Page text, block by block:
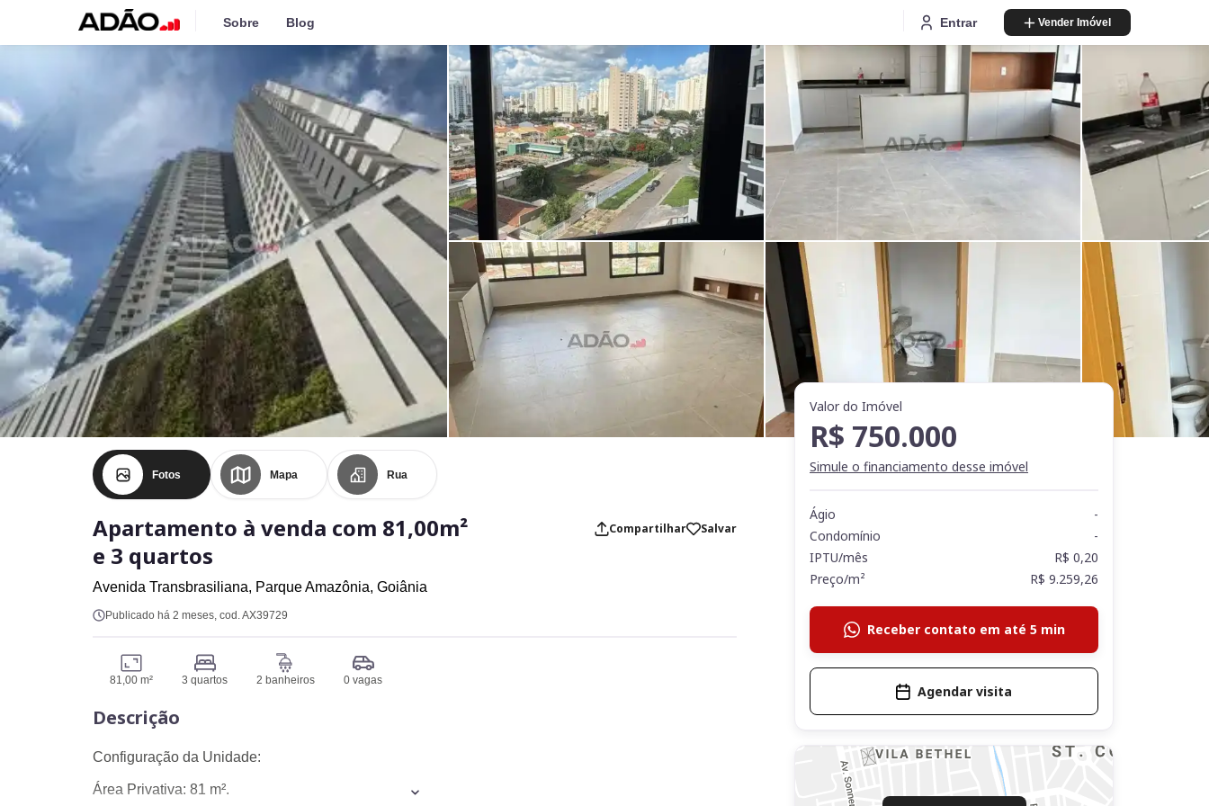
Sobre Blog Entrar Vender Imóvel
Fotos Mapa Rua
Apartamento à venda com 81,00m²
e 3 quartos
Compartilhar Salvar
Avenida Transbrasiliana, Parque Amazônia, Goiânia
Publicado há 2 meses, cod. AX39729
81,00 m² 3 quartos 2 banheiros 0 vagas
Descrição
Configuração da Unidade:
Área Privativa: 81 m².
Valor do Imóvel
R$ 750.000
Simule o financiamento desse imóvel
Ágio
-
Condomínio
-
IPTU/mês
R$ 0,20
Preço/m²
R$ 9.259,26
Receber contato em até 5 min
Agendar visita